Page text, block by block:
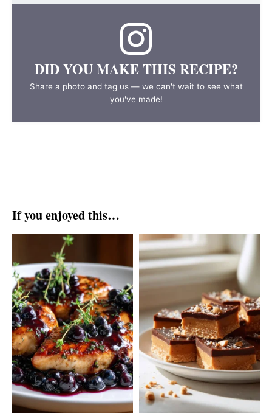
DID YOU MAKE THIS RECIPE?
Share a photo and tag us — we can't wait to see what
you've made!
If you enjoyed this…